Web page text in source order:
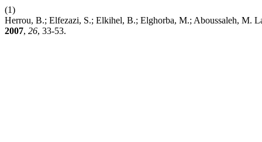
(1)
Herrou, B.; Elfezazi, S.; Elkihel, B.; Elghorba, M.; Aboussaleh, M.
2007, 26, 33-53.